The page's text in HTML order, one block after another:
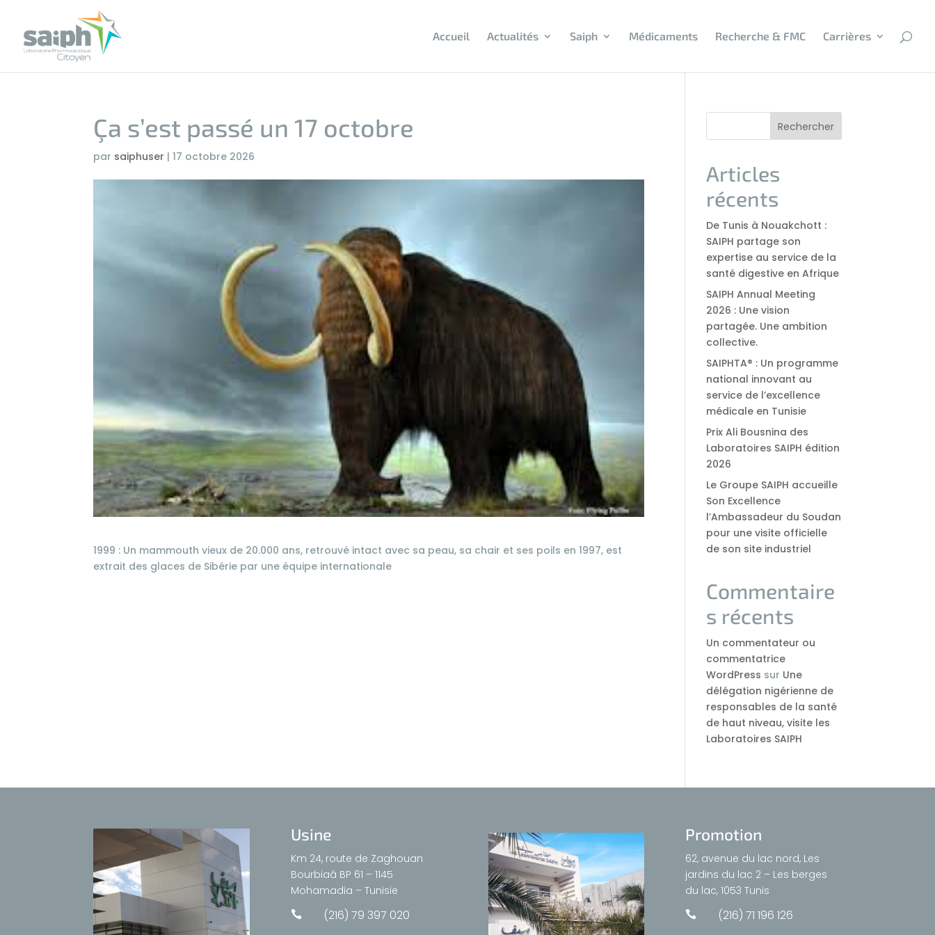
Accueil Actualités Saiph Médicaments Recherche & FMC Carrières
Ça s’est passé un 17 octobre
par saiphuser |17 octobre 2026
1999 : Un mammouth vieux de 20.000 ans, retrouvé intact avec sa peau, sa chair et ses poils en 1997, est
extrait des glaces de Sibérie par une équipe internationale
Rechercher
Articles
récents
De Tunis à Nouakchott :
SAIPH partage son
expertise au service de la
santé digestive en Afrique
SAIPH Annual Meeting
2026 : Une vision
partagée. Une ambition
collective.
SAIPHTA® : Un programme
national innovant au
service de l’excellence
médicale en Tunisie
Prix Ali Bousnina des
Laboratoires SAIPH édition
2026
Le Groupe SAIPH accueille
Son Excellence
l’Ambassadeur du Soudan
pour une visite officielle
de son site industriel
Commentaire
s récents
Un commentateur ou
commentatrice
WordPress sur Une
délégation nigérienne de
responsables de la santé
de haut niveau, visite les
Laboratoires SAIPH
Usine
Km 24, route de Zaghouan
Bourbiaâ BP 61 – 1145
Mohamadia – Tunisie
 (216) 79 397 020
Promotion
62, avenue du lac nord, Les
jardins du lac 2 – Les berges
du lac, 1053 Tunis
 (216) 71 196 126